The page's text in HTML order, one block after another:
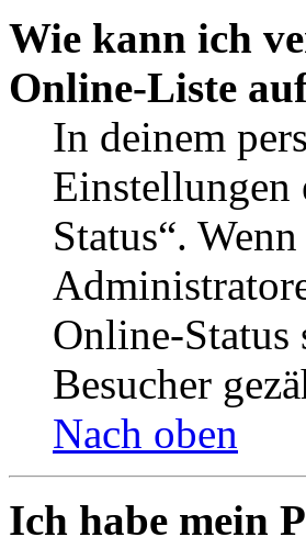
Wie kann ich
Online-Liste
In deinem
Einstellungen
Status“.
Online-Status
Besucher
Nach oben
Ich habe mein